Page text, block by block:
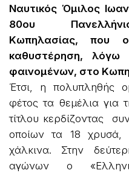
Ναυτικός Όμιλος
80ου
Κωπηλασίας, που
καθυστέρηση, λόγω
φαινομένων, στο
Έτσι, η πολυπληθής
φέτος τα θεμέλια για
τίτλου κερδίζοντας
οποίων τα 18
χάλκινα. Στην
αγώνων ο